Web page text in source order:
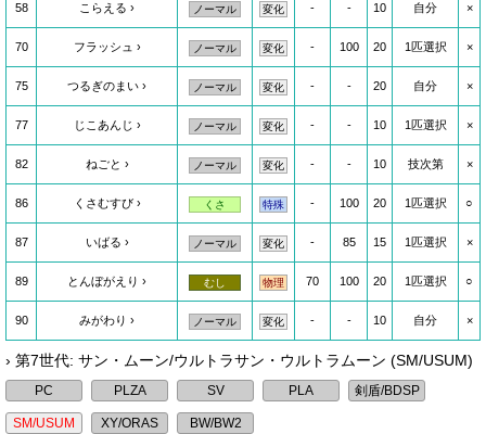
58 こらえる ノーマル 変化 - - 10 自分 ×
70 フラッシュ ノーマル 変化 - 100 20 1匹選択 ×
75 つるぎのまい ノーマル 変化 - - 20 自分 ×
77 じこあんじ ノーマル 変化 - - 10 1匹選択 ×
82 ねごと ノーマル 変化 - - 10 技次第 ×
86 くさむすび くさ 特殊 - 100 20 1匹選択 ○
87 いばる ノーマル 変化 - 85 15 1匹選択 ×
89 とんぼがえり むし 物理 70 100 20 1匹選択 ○
90 みがわり ノーマル 変化 - - 10 自分 ×
› 第7世代: サン・ムーン/ウルトラサン・ウルトラムーン (SM/USUM)